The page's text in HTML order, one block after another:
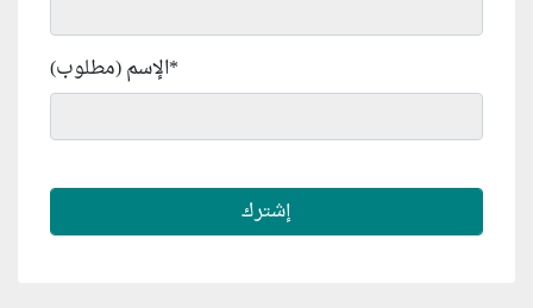
الإسم (مطلوب)*